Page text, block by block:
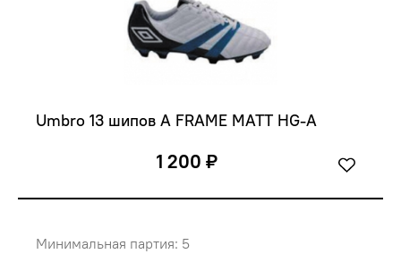
Umbro 13 шипов A FRAME MATT HG-A
1 200 ₽
Минимальная партия: 5